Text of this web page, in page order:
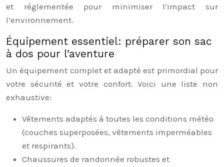
et réglementée pour minimiser l’impact sur
l’environnement.
Équipement essentiel: préparer son sac
à dos pour l’aventure
Un équipement complet et adapté est primordial pour
votre sécurité et votre confort. Voici une liste non
exhaustive:
Vêtements adaptés à toutes les conditions météo
(couches superposées, vêtements imperméables
et respirants).
Chaussures de randonnée robustes et